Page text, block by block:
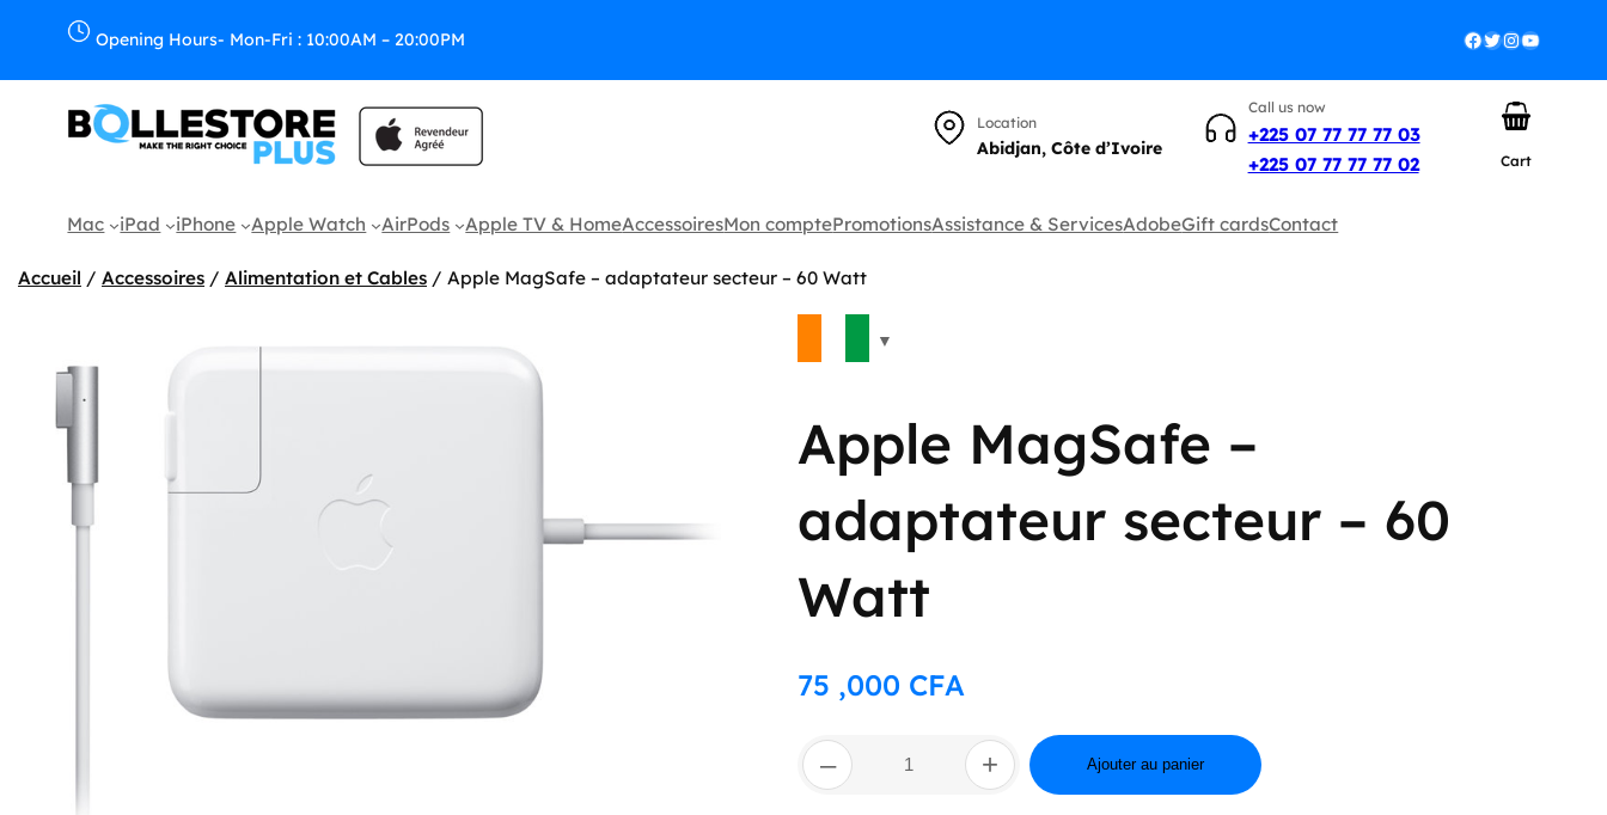
Opening Hours- Mon-Fri : 10:00AM – 20:00PM Facebook Twitter InstagramYouTube
Location
Abidjan, Côte d’Ivoire
Call us now
+225 07 77 77 77 03
+225 07 77 77 77 02
Cart
Mac iPad iPhone Apple Watch AirPods Apple TV & HomeAccessoiresMon comptePromotionsAssistance & ServicesAdobeGift cardsContact
Accueil / Accessoires / Alimentation et Cables / Apple MagSafe – adaptateur secteur – 60 Watt
Apple MagSafe –
adaptateur secteur – 60
Watt
75 ,000 CFA
–
quantité
de
Apple
+ Ajouter au panier